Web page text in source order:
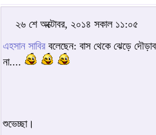
২৬ শে অক্টোবর, ২০১৪ সকাল ১১:০৫
এহসান সাবির বলেছেন: বাস থেকে ঝেড়ে
না....
শুভেচ্ছা।